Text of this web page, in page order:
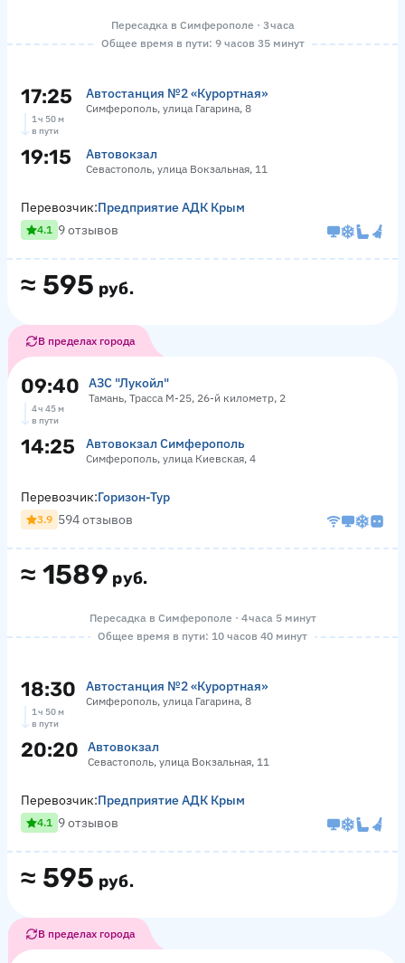
Пересадка в Симферополе · 3 часа
Общее время в пути: 9 часов 35 минут
17:25 Автостанция №2 «Курортная»
Симферополь, улица Гагарина, 8
1 ч 50 м
в пути
19:15 Автовокзал
Севастополь, улица Вокзальная, 11
≈ 595 руб.
Перевозчик:Предприятие АДК Крым
4.1 9 отзывов
В пределах города
09:40 АЗС "Лукойл"
Тамань, Трасса М-25, 26-й километр, 2
4 ч 45 м
в пути
14:25 Автовокзал Симферополь
Симферополь, улица Киевская, 4
≈ 1589 руб.
Перевозчик:Горизон-Тур
3.9 594 отзывов
Пересадка в Симферополе · 4 часа 5 минут
Общее время в пути: 10 часов 40 минут
18:30 Автостанция №2 «Курортная»
Симферополь, улица Гагарина, 8
1 ч 50 м
в пути
20:20 Автовокзал
Севастополь, улица Вокзальная, 11
≈ 595 руб.
Перевозчик:Предприятие АДК Крым
4.1 9 отзывов
В пределах города